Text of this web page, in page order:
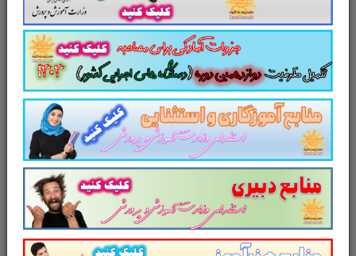
هفتگانه
ICDL))
ICDL درجه 1 و 2، تمرین های عملی با
کامپیوتر
هوش و
توانمندی
های ذهنی
کتاب استعداد تحصیلی مدرسان شریف و یا
دکتر مسیح خواه، سوالات هوش آزمون های
دکتری
اطللاعات
سیاسی،
اجتماعی و
قانون اساسی، چشم انداز 20 ساله، حقوق
اساسی، تاریخ و جغرافیای دبیرستان، کتاب
دانش مسائل روز مدرسان شریف (برای